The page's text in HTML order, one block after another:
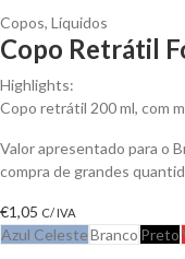
Copos, Líquidos
Copo Retrátil
Highlights:
Copo retrátil 200 ml, com
Valor apresentado para o
compra de grandes
€1,05 C/ IVA
Azul CelesteBranco Preto